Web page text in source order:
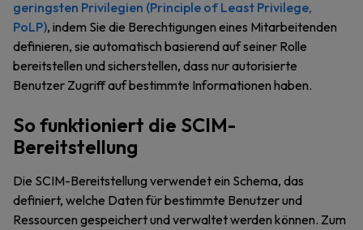
geringsten Privilegien (Principle of Least Privilege,
PoLP), indem Sie die Berechtigungen eines Mitarbeitenden
definieren, sie automatisch basierend auf seiner Rolle
bereitstellen und sicherstellen, dass nur autorisierte
Benutzer Zugriff auf bestimmte Informationen haben.
So funktioniert die SCIM-
Bereitstellung
Die SCIM-Bereitstellung verwendet ein Schema, das
definiert, welche Daten für bestimmte Benutzer und
Ressourcen gespeichert und verwaltet werden können. Zum